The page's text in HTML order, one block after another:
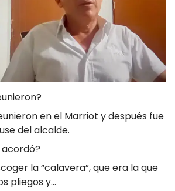
en el Marriot y después fue
del alcalde.
acordó?
la “calavera”, que era la que
pliegos y…